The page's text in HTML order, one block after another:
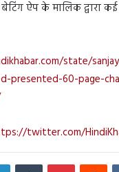
ऐप के मालिक द्वारा
state/
presented-60-page-
twitter.com/
LinkedInTumblr Pinterest